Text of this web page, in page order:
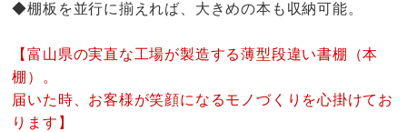
◆棚板を並行に揃えれば、大きめの本も収納可能。
【富山県の実直な工場が製造する薄型段違い書棚（本
棚）。
届いた時、お客様が笑顔になるモノづくりを心掛けてお
ります】